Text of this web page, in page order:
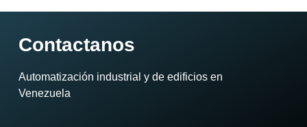
Contactanos
Automatización industrial y de edificios en
Venezuela​